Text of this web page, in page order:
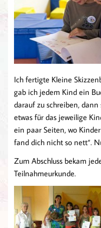
Ich fertigte Kleine
gab ich jedem Kind ein
darauf zu schreiben,
etwas für das jeweilige
ein paar Seiten, wo
fand dich nicht so nett“.
Zum Abschluss bekam
Teilnahmeurkunde.